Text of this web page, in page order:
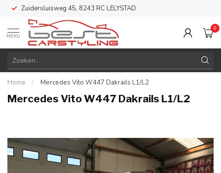
Zuidersluisweg 45, 8243 RC LELYSTAD
MENU
0
Home / Mercedes Vito W447 Dakrails L1/L2
Mercedes Vito W447 Dakrails L1/L2